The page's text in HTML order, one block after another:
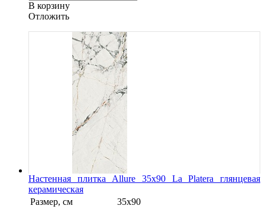
В корзину
Oтложить
Настенная плитка Allure 35х90 La Platera глянцевая
керамическая
Размер, см
35x90